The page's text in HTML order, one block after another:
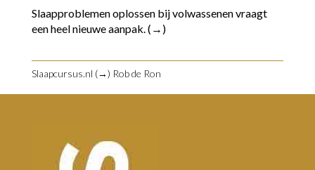
Slaapproblemen oplossen bij volwassenen vraagt
een heel nieuwe aanpak. (→)
Slaapcursus.nl (→) Rob de Ron